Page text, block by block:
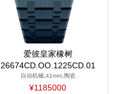
爱彼皇家橡树
26674CD.OO.1225CD.01
自动机械,41mm,陶瓷
¥1185000